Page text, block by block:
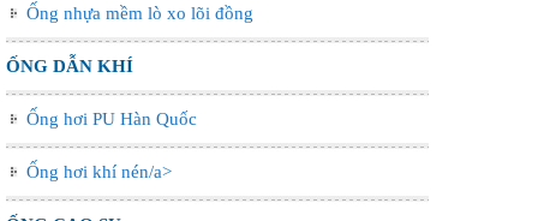
Ống nhựa mềm lò xo lõi đồng
ỐNG DẪN KHÍ
Ống hơi PU Hàn Quốc
Ống hơi khí nén/a>